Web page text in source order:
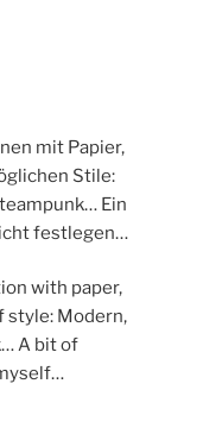
mit Papier,
Stile:
Ein
festlegen…
with paper,
style: Modern,
A bit of